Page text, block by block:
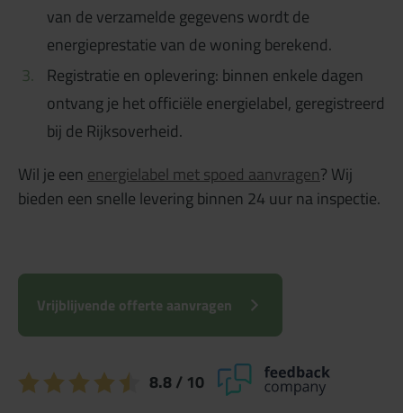
van de verzamelde gegevens wordt de
energieprestatie van de woning berekend.
Registratie en oplevering: binnen enkele dagen
ontvang je het officiële energielabel, geregistreerd
bij de Rijksoverheid.
Wil je een energielabel met spoed aanvragen? Wij
bieden een snelle levering binnen 24 uur na inspectie.
Vrijblijvende offerte aanvragen
8.8/ 10